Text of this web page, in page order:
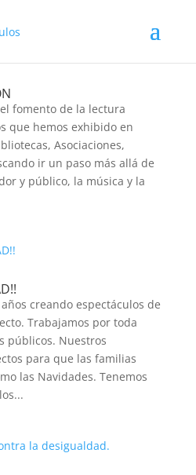
fomento de la lectura
que hemos exhibido en
Asociaciones,
ir un paso más allá de
y público, la música y la
creando espectáculos de
Trabajamos por toda
públicos. Nuestros
para que las familias
las Navidades. Tenemos